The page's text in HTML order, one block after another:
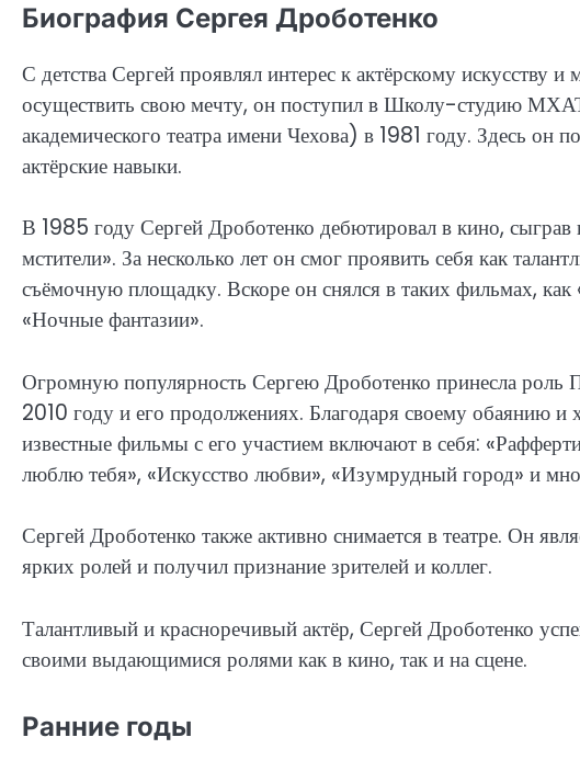
Биография Сергея Дроботенко
С детства Сергей проявлял интерес к актёрскому искусству
осуществить свою мечту, он поступил в Школу-студию
академического театра имени Чехова) в 1981 году. Здесь он
актёрские навыки.
В 1985 году Сергей Дроботенко дебютировал в кино,
мстители». За несколько лет он смог проявить себя как
съёмочную площадку. Вскоре он снялся в таких фильмах,
«Ночные фантазии».
Огромную популярность Сергею Дроботенко принесла
2010 году и его продолжениях. Благодаря своему обаянию и
известные фильмы с его участием включают в себя:
люблю тебя», «Искусство любви», «Изумрудный город» и
Сергей Дроботенко также активно снимается в театре. Он
ярких ролей и получил признание зрителей и коллег.
Талантливый и красноречивый актёр, Сергей Дроботенко
своими выдающимися ролями как в кино, так и на сцене.
Ранние годы